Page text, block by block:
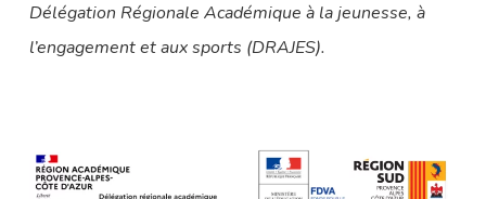
Délégation Régionale Académique à la jeunesse, à
l’engagement et aux sports (DRAJES).